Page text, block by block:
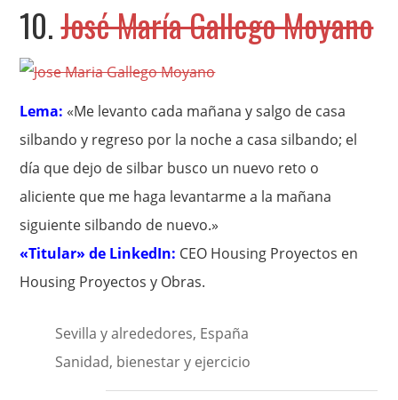
10.José María Gallego Moyano
Lema: «Me levanto cada mañana y salgo de casa
silbando y regreso por la noche a casa silbando; el
día que dejo de silbar busco un nuevo reto o
aliciente que me haga levantarme a la mañana
siguiente silbando de nuevo.»
«Titular» de LinkedIn: CEO Housing Proyectos en
Housing Proyectos y Obras.
Sevilla y alrededores, España
Sanidad, bienestar y ejercicio